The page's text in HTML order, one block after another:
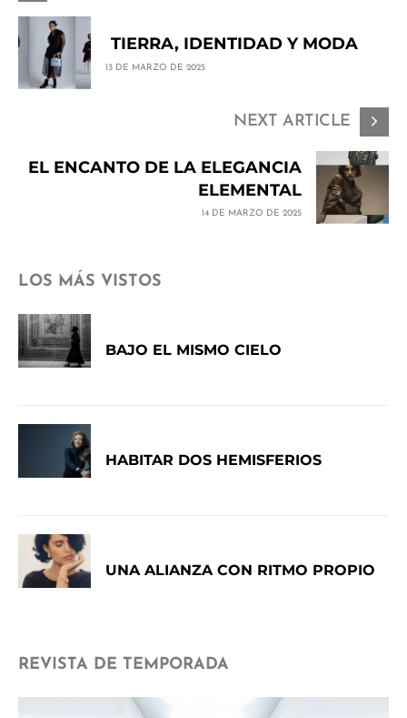
TIERRA, IDENTIDAD Y MODA
13 DE MARZO DE 2025
NEXT ARTICLE
EL ENCANTO DE LA ELEGANCIA
ELEMENTAL
14 DE MARZO DE 2025
LOS MÁS VISTOS
BAJO EL MISMO CIELO
HABITAR DOS HEMISFERIOS
UNA ALIANZA CON RITMO PROPIO
REVISTA DE TEMPORADA